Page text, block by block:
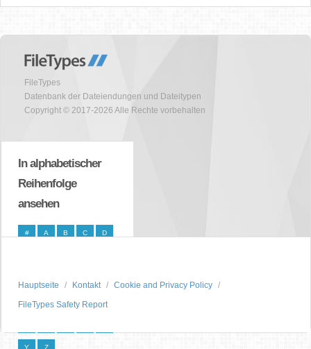
FileTypes
Datenbank der Dateiendungen und Dateitypen
Copyright © 2017-2026 Alle Rechte vorbehalten
In alphabetischer
Reihenfolge
ansehen
# A B C D
O P Q R S
Y Z
Hauptseite Kontakt
Cookie and Privacy Policy
FileTypes Safety Report